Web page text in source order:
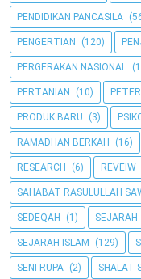
PENDIDIKAN PANCASILA
PENGERTIAN (120)
PERGERAKAN NASIONAL
PERTANIAN (10)
PRODUK BARU (3)
RAMADHAN BERKAH (16)
RESEARCH (6) REVEIW
SAHABAT RASULULLAH
SEDEQAH (1) SEJARAH
SEJARAH ISLAM (129)
SENI RUPA (2) SHALAT